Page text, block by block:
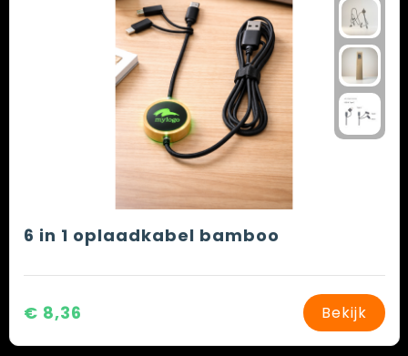
6 in 1 oplaadkabel bamboo
€ 8,36 Bekijk